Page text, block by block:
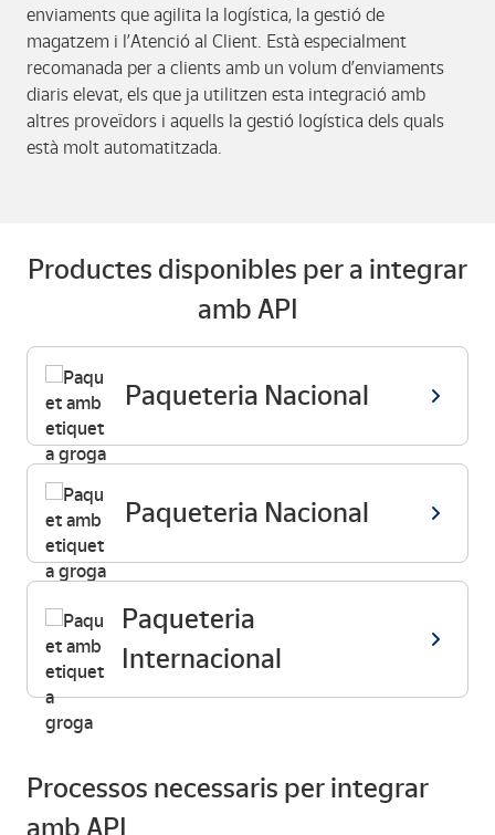
enviaments que agilita la logística, la gestió de
magatzem i l’Atenció al Client. Està especialment
recomanada per a clients amb un volum d’enviaments
diaris elevat, els que ja utilitzen esta integració amb
altres proveïdors i aquells la gestió logística dels quals
està molt automatitzada.
Productes disponibles per a integrar
amb API
Paqueteria Nacional
Paqueteria Nacional
Paqueteria
Internacional
Processos necessaris per integrar
amb API